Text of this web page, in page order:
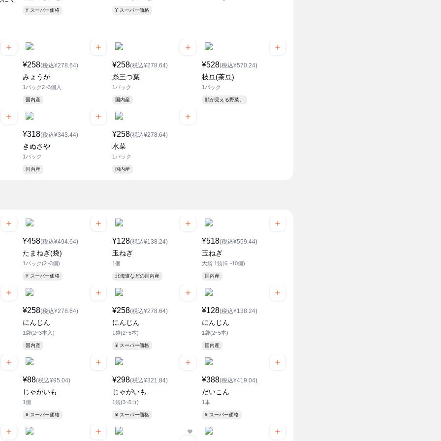
¥ スーパー価格 ¥ スーパー価格
¥258(税込¥278.64)
みょうが
1パック2~3個入
国内産
¥258(税込¥278.64)
糸三つ葉
1パック
国内産
¥528(税込¥570.24)
枝豆(茶豆)
1パック
顔が見える野菜。
¥318(税込¥343.44)
きぬさや
1パック
国内産
¥258(税込¥278.64)
水菜
1パック
国内産
¥458(税込¥494.64)
たまねぎ(袋)
1パック(2~3個)
¥ スーパー価格
¥128(税込¥138.24)
玉ねぎ
1個
北海道などの国内産
¥518(税込¥559.44)
玉ねぎ
大袋 1袋(6 ~10個)
国内産
¥258(税込¥278.64)
にんじん
1袋(2~3本入)
国内産
¥258(税込¥278.64)
にんじん
1袋(2~5本)
¥ スーパー価格
¥128(税込¥138.24)
にんじん
1袋(2~5本)
国内産
¥88(税込¥95.04)
じゃがいも
1個
¥ スーパー価格
¥298(税込¥321.84)
じゃがいも
1袋(3~5コ)
¥ スーパー価格
¥388(税込¥419.04)
だいこん
1本
¥ スーパー価格